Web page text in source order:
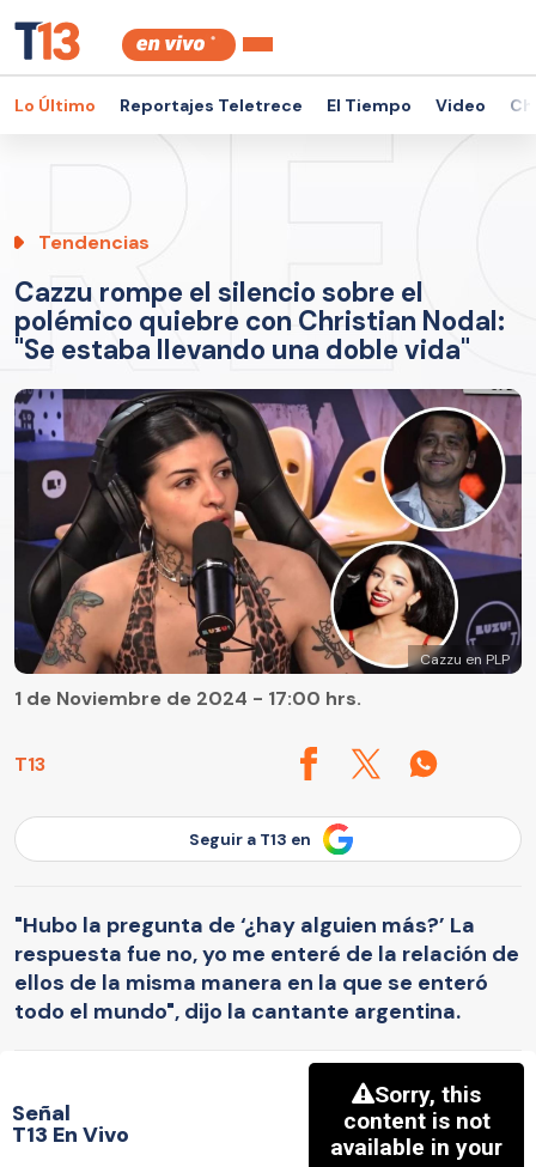
Lo Último Reportajes Teletrece El Tiempo Video
Tendencias
Cazzu rompe el silencio sobre el
polémico quiebre con Christian Nodal:
"Se estaba llevando una doble vida"
Cazzu en PLP
T13
1 de Noviembre de 2024 - 17:00 hrs.
Seguir a T13 en
"Hubo la pregunta de ‘¿hay alguien más?’ La
respuesta fue no, yo me enteré de la relación de
ellos de la misma manera en la que se enteró
todo el mundo", dijo la cantante argentina.
Señal
T13 En Vivo